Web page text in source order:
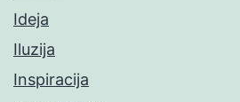
Ideja
Iluzija
Inspiracija